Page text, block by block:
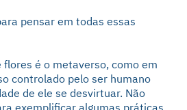
pensar em todas essas
flores é o metaverso, como em
controlado pelo ser humano
de ele se desvirtuar. Não
exemplificar algumas práticas